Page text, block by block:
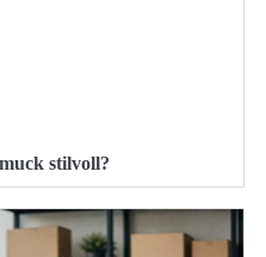
stilvoll?